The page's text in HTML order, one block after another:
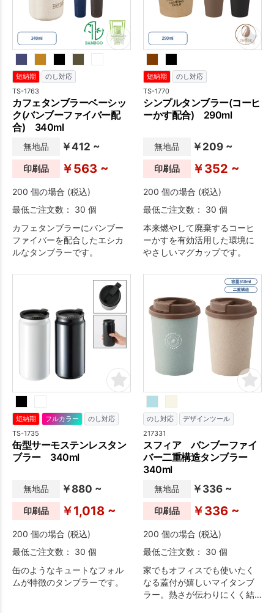
短納期 のし対応
TS-1763
カフェタンブラーベーシッ
ク(バンブーファイバー配
合) 340ml
無地品 ￥412 ~
印刷品 ￥563 ~
200 個の場合 (税込)
最低ご注文数： 30 個
カフェタンブラーにバンブー
ファイバーを配合したエシカ
ルなタンブラーです。
短納期 のし対応
TS-1770
シンプルタンブラー(コーヒ
ーかす配合) 290ml
無地品 ￥209 ~
印刷品 ￥352 ~
200 個の場合 (税込)
最低ご注文数： 30 個
本来燃やして廃棄するコーヒ
ーかすを有効活用した環境に
やさしいマグカップです。
短納期 フルカラー のし対応
TS-1735
缶型サーモステンレスタン
ブラー 340ml
無地品 ￥880 ~
印刷品 ￥1,018 ~
200 個の場合 (税込)
最低ご注文数： 30 個
缶のようなキュートなフォル
ムが特徴のタンブラーです。
のし対応 デザインツール
217331
スフィア バンブーファイ
バー二重構造タンブラー
340ml
無地品 ￥336 ~
印刷品 ￥336 ~
200 個の場合 (税込)
最低ご注文数： 30 個
家でもオフィスでも使いたく
なる蓋付が嬉しいマイタンブ
ラー。熱さが伝わりにくく結